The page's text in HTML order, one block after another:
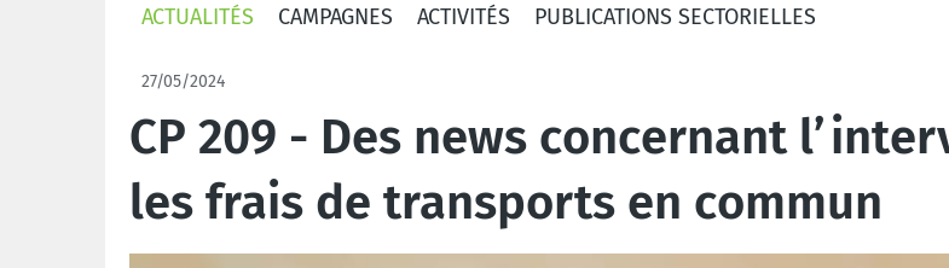
ACTUALITÉS CAMPAGNES ACTIVITÉS PUBLICATIONS SECTORIELLES
27/05/2024
CP 209 - Des news concernant
les frais de transports en commun